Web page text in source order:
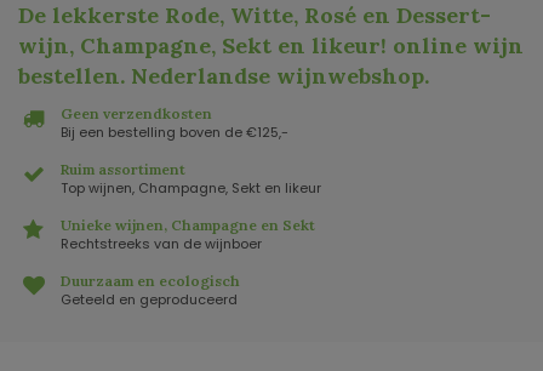
De lekkerste Rode, Witte, Rosé en Dessert-
wijn, Champagne, Sekt en likeur! online wijn
bestellen. Nederlandse wijnwebshop.
Geen verzendkosten
Bij een bestelling boven de €125,-
Ruim assortiment
Top wijnen, Champagne, Sekt en likeur
Unieke wijnen, Champagne en Sekt
Rechtstreeks van de wijnboer
Duurzaam en ecologisch
Geteeld en geproduceerd